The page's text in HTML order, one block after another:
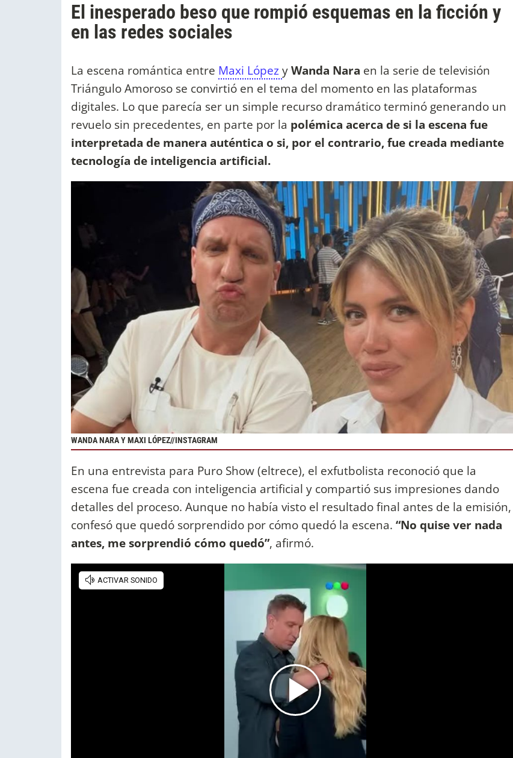
El inesperado beso que rompió esquemas en la ficción y
en las redes sociales
La escena romántica entre Maxi LópezyWanda Nara en la serie de televisión
Triángulo Amoroso se convirtió en el tema del momento en las plataformas
digitales. Lo que parecía ser un simple recurso dramático terminó generando un
revuelo sin precedentes, en parte por la polémica acerca de si la escena fue
interpretada de manera auténtica o si, por el contrario, fue creada mediante
tecnología de inteligencia artificial.
WANDA NARA Y MAXI LÓPEZ//INSTAGRAM
En una entrevista para Puro Show (eltrece), el exfutbolista reconoció que la
escena fue creada con inteligencia artificial y compartió sus impresiones dando
detalles del proceso. Aunque no había visto el resultado final antes de la emisión,
confesó que quedó sorprendido por cómo quedó la escena. “No quise ver nada
antes, me sorprendió cómo quedó”, afirmó.